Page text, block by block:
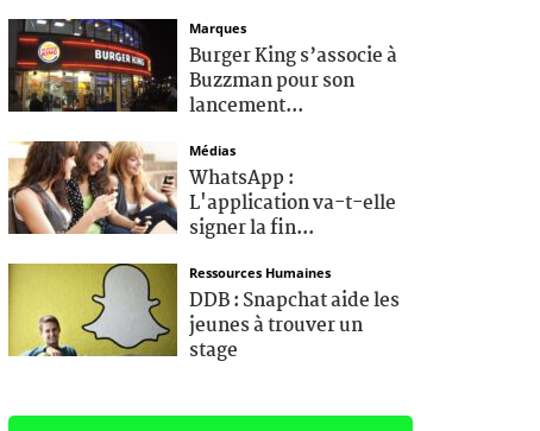
Marques
Burger King s’associe à
Buzzman pour son
lancement...
Médias
WhatsApp :
L'application va-t-elle
signer la fin...
Ressources Humaines
DDB : Snapchat aide les
jeunes à trouver un
stage